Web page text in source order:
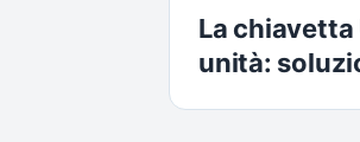
La chiavetta
unità: